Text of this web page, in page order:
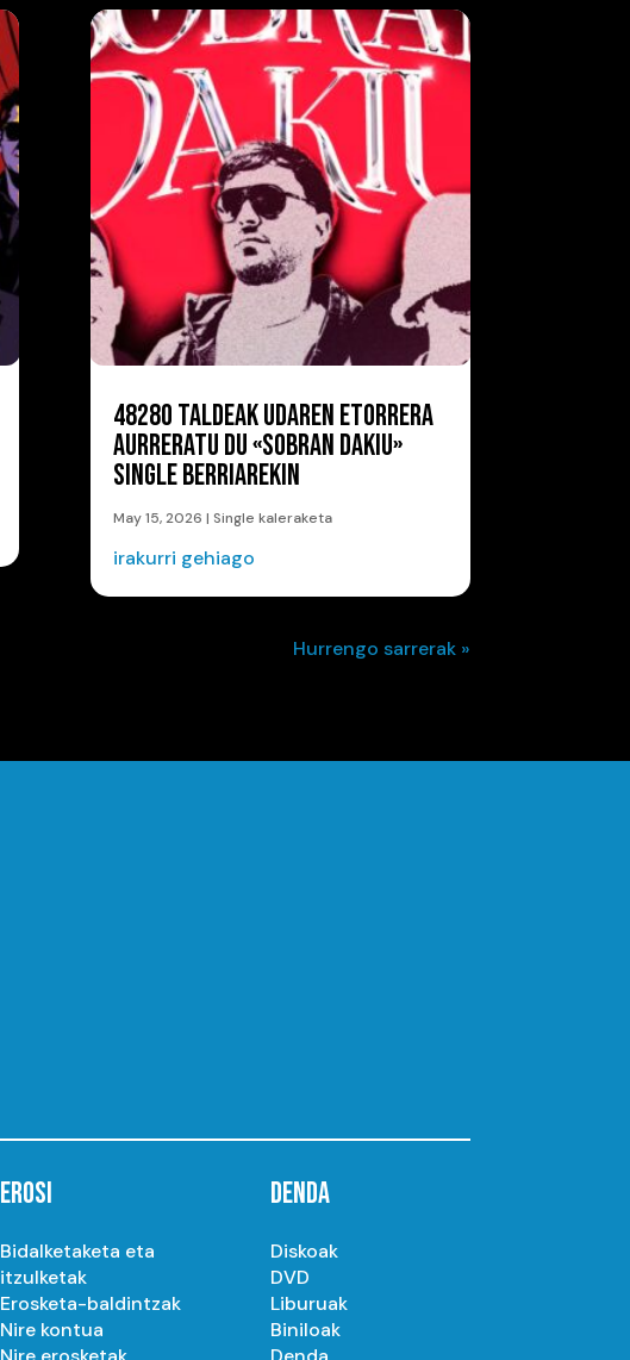
48280 TALDEAK UDAREN ETORRERA
AURRERATU DU «SOBRAN DAKIU»
SINGLE BERRIAREKIN
May 15, 2026 | Single kaleraketa
irakurri gehiago
Hurrengo sarrerak »
EROSI
Bidalketaketa eta
itzulketak
Erosketa-baldintzak
Nire kontua
DENDA
Diskoak
DVD
Liburuak
Biniloak